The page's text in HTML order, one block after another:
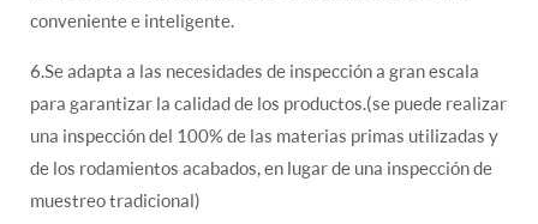
conveniente e inteligente.
6.Se adapta a las necesidades de inspección a gran escala
para garantizar la calidad de los productos.(se puede realizar
una inspección del 100% de las materias primas utilizadas y
de los rodamientos acabados, en lugar de una inspección de
muestreo tradicional)